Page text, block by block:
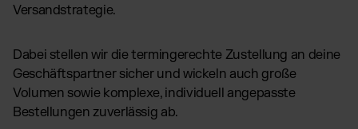
Versandstrategie.
Dabei stellen wir die termingerechte Zustellung an deine
Geschäftspartner sicher und wickeln auch große
Volumen sowie komplexe, individuell angepasste
Bestellungen zuverlässig ab.